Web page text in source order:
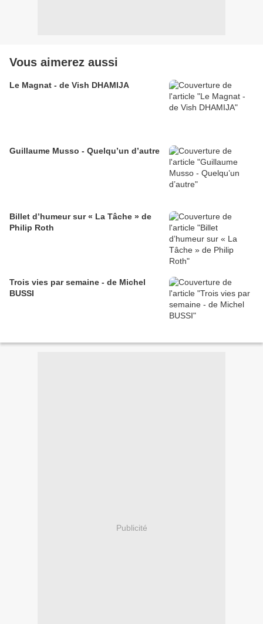
Vous aimerez aussi
Le Magnat - de Vish DHAMIJA
Guillaume Musso - Quelqu’un d’autre
Billet d’humeur sur « La Tâche » de
Philip Roth
Trois vies par semaine - de Michel
BUSSI
Publicité